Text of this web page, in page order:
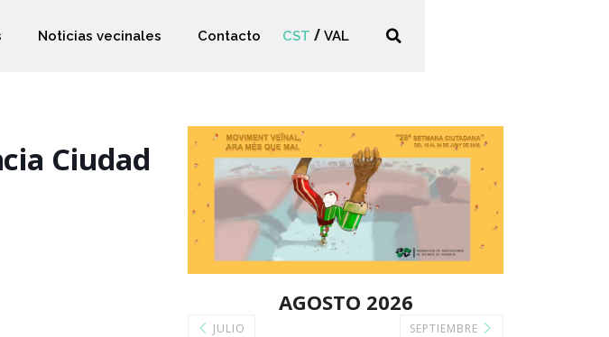
Noticias vecinales Contacto CST VAL
Ciudad
JULIO
AGOSTO 2026
SEPTIEMBRE